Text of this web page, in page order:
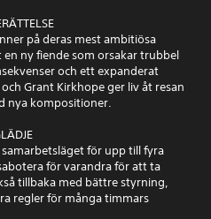
på deras mest ambitiösa
ny fiende som orsakar trubbel
och ett expanderat
Grant Kirkhope ger liv åt resan
nya kompositioner.
för upp till fyra
för varandra för att ta
tillbaka med bättre styrning,
regler för många timmars